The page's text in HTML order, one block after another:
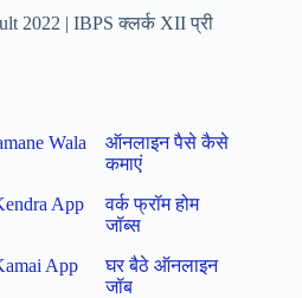
2022 | IBPS क्लर्क XII प्री
Wala
ऑनलाइन पैसे कैसे
कमाएं
App
वर्क फ्रॉम होम
जॉब्स
App
घर बैठे ऑनलाइन
जॉब